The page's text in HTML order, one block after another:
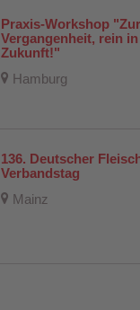
Praxis-Workshop
Vergangenheit, rein
Zukunft!"
Hamburg
136. Deutscher
Verbandstag
Mainz